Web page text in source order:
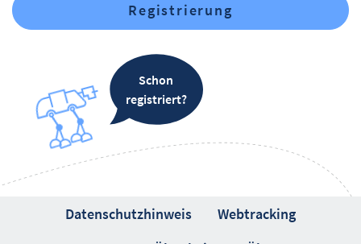
Registrierung
Schon
registriert?
Datenschutzhinweis
Webtracking